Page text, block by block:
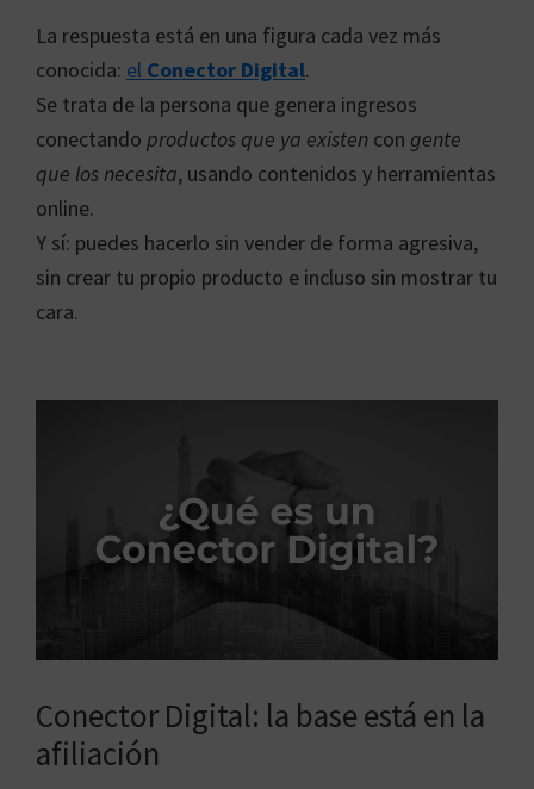
La respuesta está en una figura cada vez más
conocida: el Conector Digital.
Se trata de la persona que genera ingresos
conectando productos que ya existen con gente
que los necesita, usando contenidos y herramientas
online.
Y sí: puedes hacerlo sin vender de forma agresiva,
sin crear tu propio producto e incluso sin mostrar tu
cara.
Conector Digital: la base está en la
afiliación